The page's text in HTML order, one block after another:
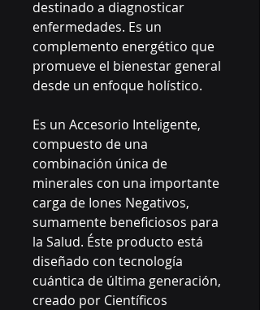
destinado a diagnosticar
enfermedades. Es un
complemento energético que
promueve el bienestar general
desde un enfoque holístico.
Es un Accesorio Inteligente,
compuesto de una
combinación única de
minerales con una importante
carga de Iones Negativos,
sumamente beneficiosos para
la Salud. Éste producto está
diseñado con tecnología
cuántica de última generación,
creado por Científicos